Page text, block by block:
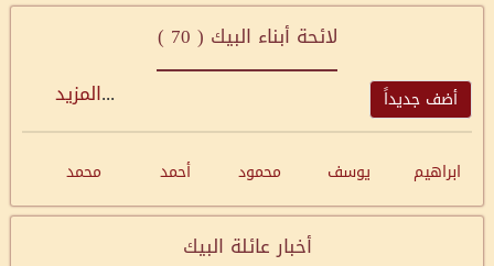
لائحة أبناء البيك ( 70
)
أضف جديداً ...المزيد
ابراهيم يوسف محمود أحمد محمد
أخبار عائلة البيك